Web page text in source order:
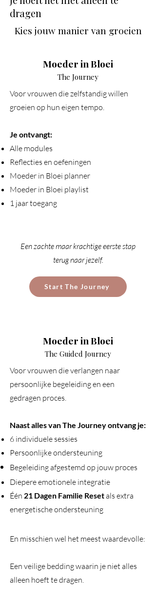
dragen
Kies jouw manier van groeien
Moeder in Bloei
The Journey
Voor vrouwen die zelfstandig willen
groeien op hun eigen tempo.
Je ontvangt:
Alle modules
Reflecties en oefeningen
Moeder in Bloei planner
Moeder in Bloei playlist
1 jaar toegang
Een zachte maar krachtige eerste stap
terug naar jezelf.
Start The Journey
Moeder in Bloei
The Guided Journey
Voor vrouwen die verlangen naar
persoonlijke begeleiding en een
gedragen proces.
Naast alles van The Journey ontvang je:
6 individuele sessies
Persoonlijke ondersteuning
Begeleiding afgestemd op jouw proces
Diepere emotionele integratie
Één 21 Dagen Familie Resetals extra
energetische ondersteuning
En misschien wel het meest waardevolle:
Een veilige bedding waarin je niet alles
alleen hoeft te dragen.